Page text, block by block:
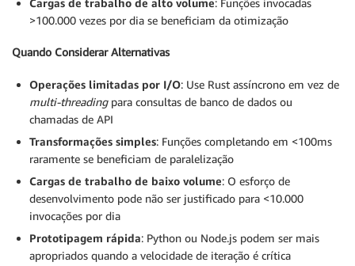
>100.000 vezes por dia se beneficiam da otimização
Quando Considerar Alternativas
Operações limitadas por I/O: Use Rust assíncrono em vez de
multi-threadingpara consultas de banco de dados ou
chamadas de API
Transformações simples: Funções completando em <100ms
raramente se beneficiam de paralelização
Cargas de trabalho de baixo volume: O esforço de
desenvolvimento pode não ser justificado para <10.000
invocações por dia
Prototipagem rápida: Python ou Node.js podem ser mais
apropriados quando a velocidade de iteração é crítica